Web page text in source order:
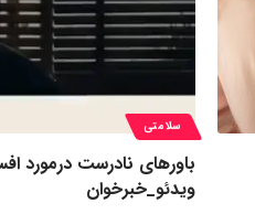
سلامتی
باورهای نادرست درمورد
ویدئو_خبرخوان